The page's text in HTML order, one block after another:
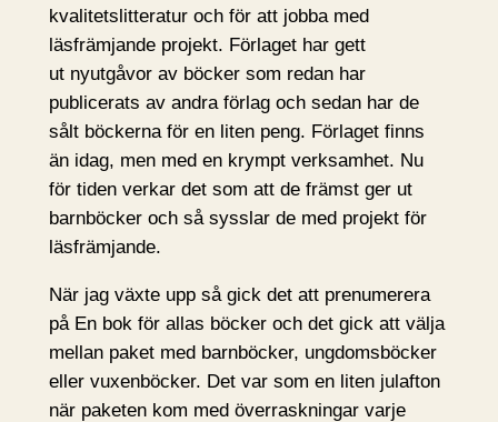
kvalitetslitteratur och för att jobba med
läsfrämjande projekt. Förlaget har gett
ut nyutgåvor av böcker som redan har
publicerats av andra förlag och sedan har de
sålt böckerna för en liten peng. Förlaget finns
än idag, men med en krympt verksamhet. Nu
för tiden verkar det som att de främst ger ut
barnböcker och så sysslar de med projekt för
läsfrämjande.
När jag växte upp så gick det att prenumerera
på En bok för allas böcker och det gick att välja
mellan paket med barnböcker, ungdomsböcker
eller vuxenböcker. Det var som en liten julafton
när paketen kom med överraskningar varje